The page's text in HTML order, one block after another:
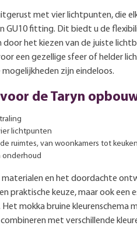
met vier lichtpunten, die
GU10 fitting. Dit biedt u de
het kiezen van de juiste
een gezellige sfeer of helder
zijn eindeloos.
de Taryn
lichtpunten
ruimtes, van woonkamers tot
onderhoud
en het doordachte
praktische keuze, maar ook een
mokka bruine kleurenschema
met verschillende